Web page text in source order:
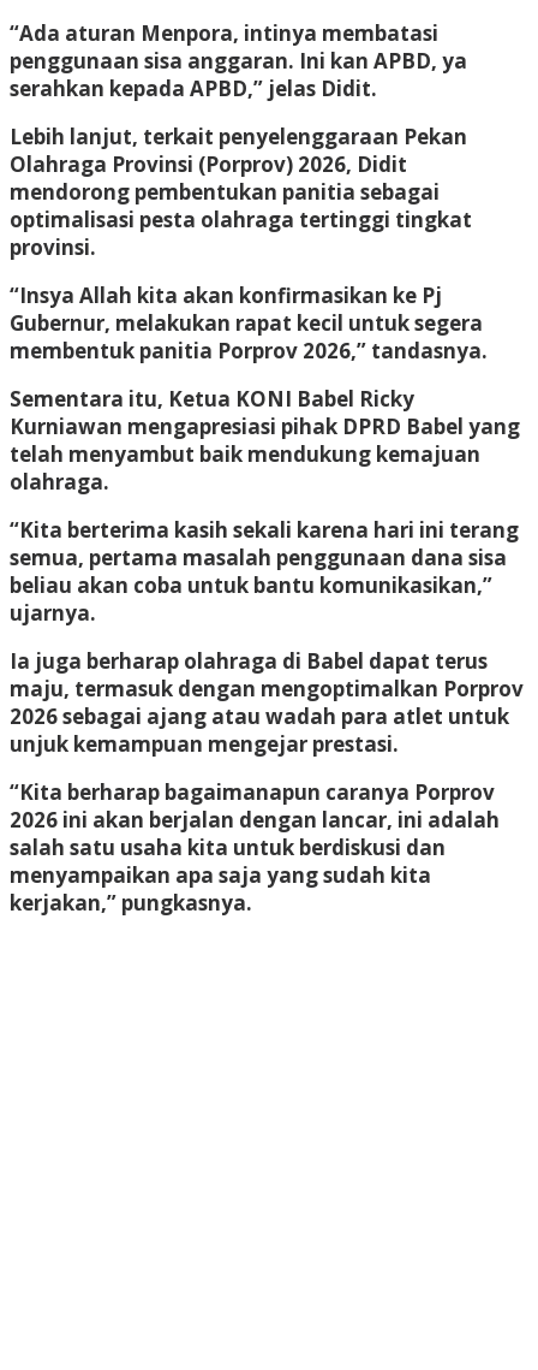
“Ada aturan Menpora, intinya membatasi
penggunaan sisa anggaran. Ini kan APBD, ya
serahkan kepada APBD,” jelas Didit.
Lebih lanjut, terkait penyelenggaraan Pekan
Olahraga Provinsi (Porprov) 2026, Didit
mendorong pembentukan panitia sebagai
optimalisasi pesta olahraga tertinggi tingkat
provinsi.
“Insya Allah kita akan konfirmasikan ke Pj
Gubernur, melakukan rapat kecil untuk segera
membentuk panitia Porprov 2026,” tandasnya.
Sementara itu, Ketua KONI Babel Ricky
Kurniawan mengapresiasi pihak DPRD Babel yang
telah menyambut baik mendukung kemajuan
olahraga.
“Kita berterima kasih sekali karena hari ini terang
semua, pertama masalah penggunaan dana sisa
beliau akan coba untuk bantu komunikasikan,”
ujarnya.
Ia juga berharap olahraga di Babel dapat terus
maju, termasuk dengan mengoptimalkan Porprov
2026 sebagai ajang atau wadah para atlet untuk
unjuk kemampuan mengejar prestasi.
“Kita berharap bagaimanapun caranya Porprov
2026 ini akan berjalan dengan lancar, ini adalah
salah satu usaha kita untuk berdiskusi dan
menyampaikan apa saja yang sudah kita
kerjakan,” pungkasnya.